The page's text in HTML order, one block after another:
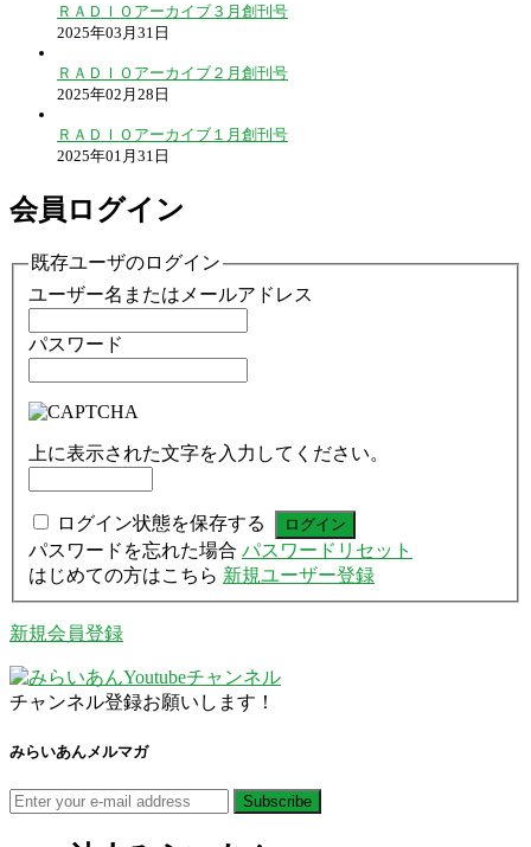
ＲＡＤＩＯアーカイブ３月創刊号
2025年03月31日
ＲＡＤＩＯアーカイブ２月創刊号
2025年02月28日
ＲＡＤＩＯアーカイブ１月創刊号
2025年01月31日
会員ログイン
既存ユーザのログイン
ユーザー名またはメールアドレス
パスワード
上に表示された文字を入力してください。
ログイン状態を保存する
パスワードを忘れた場合 パスワードリセット
はじめての方はこちら 新規ユーザー登録
新規会員登録
チャンネル登録お願いします！
みらいあんメルマガ